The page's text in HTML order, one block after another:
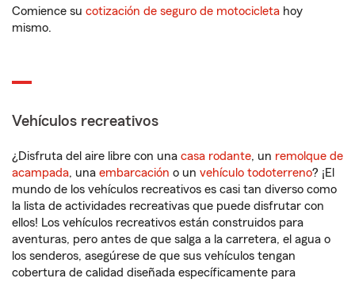
Comience su cotización de seguro de motocicleta hoy
mismo.
Vehículos recreativos
¿Disfruta del aire libre con una casa rodante, un remolque de
acampada, una embarcación o un vehículo todoterreno? ¡El
mundo de los vehículos recreativos es casi tan diverso como
la lista de actividades recreativas que puede disfrutar con
ellos! Los vehículos recreativos están construidos para
aventuras, pero antes de que salga a la carretera, el agua o
los senderos, asegúrese de que sus vehículos tengan
cobertura de calidad diseñada específicamente para